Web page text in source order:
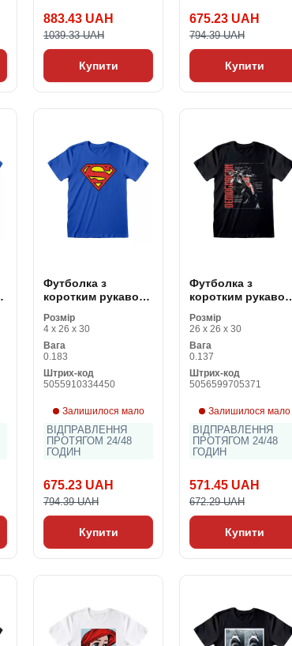
883.43 UAH
1039.33 UAH
Купити
675.23 UAH
794.39 UAH
Купити
Футболка з
коротким рукавом
Синій Унісекс
Розмір
4 x 26 x 30
Вага
0.183
Штрих-код
5055910334450
Залишилося мало
ВІДПРАВЛЕННЯ
ПРОТЯГОМ 24/48
ГОДИН
675.23 UAH
794.39 UAH
Купити
Футболка з
коротким рукавом
Anatomy of a
Чорний Унісекс
Розмір
26 x 26 x 30
Вага
0.137
Штрих-код
5056599705371
Залишилося мало
ВІДПРАВЛЕННЯ
ПРОТЯГОМ 24/48
ГОДИН
571.45 UAH
672.29 UAH
Купити